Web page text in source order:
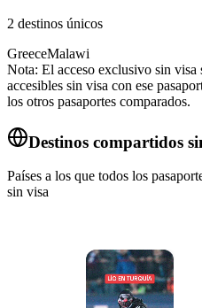
2 destinos únicos
GreeceMalawi
Nota: El acceso exclusivo sin visa
accesibles sin visa con ese
los otros pasaportes comparados.
Destinos compartidos
Países a los que todos los
sin visa
×